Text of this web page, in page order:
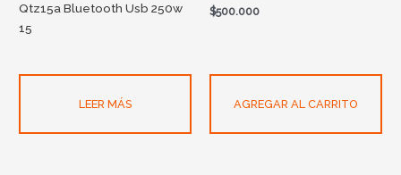
Qtz15a Bluetooth Usb 250w
15
LEER MÁS
$500.000
AGREGAR AL CARRITO